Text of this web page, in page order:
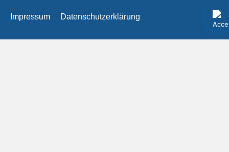
Impressum Datenschutzerklärung